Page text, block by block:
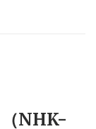
（NHK-